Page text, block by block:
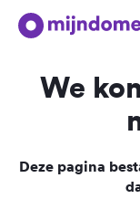
We
Deze pagina